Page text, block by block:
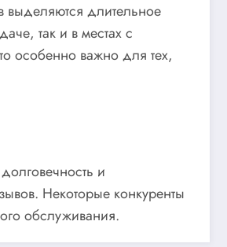
выделяются длительное
так и в местах с
особенно важно для тех,
и
Некоторые конкуренты
обслуживания.